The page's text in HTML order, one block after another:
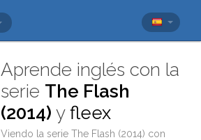
Aprende inglés con la
serie The Flash
(2014) yfleex
Viendo la serieThe Flash (2014) con